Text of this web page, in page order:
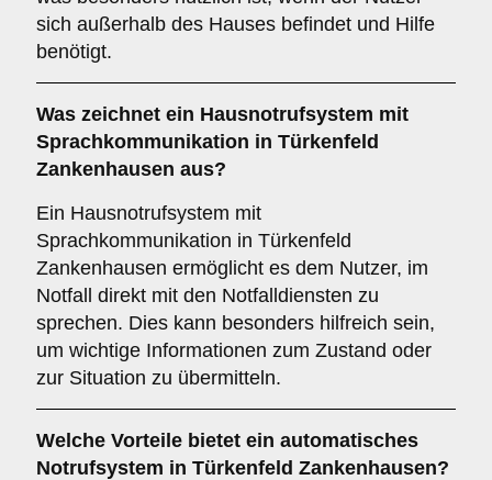
sich außerhalb des Hauses befindet und Hilfe
benötigt.
Was zeichnet ein Hausnotrufsystem mit
Sprachkommunikation in Türkenfeld
Zankenhausen aus?
Ein Hausnotrufsystem mit
Sprachkommunikation in Türkenfeld
Zankenhausen ermöglicht es dem Nutzer, im
Notfall direkt mit den Notfalldiensten zu
sprechen. Dies kann besonders hilfreich sein,
um wichtige Informationen zum Zustand oder
zur Situation zu übermitteln.
Welche Vorteile bietet ein automatisches
Notrufsystem in Türkenfeld Zankenhausen?